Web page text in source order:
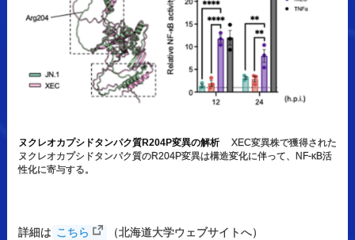
ヌクレオカプシドタンパク質R204P変異の解析XEC変異株で獲得された
ヌクレオカプシドタンパク質のR204P変異は構造変化に伴って、NF-κB活
性化に寄与する。
詳細は こちら （北海道大学ウェブサイトへ）